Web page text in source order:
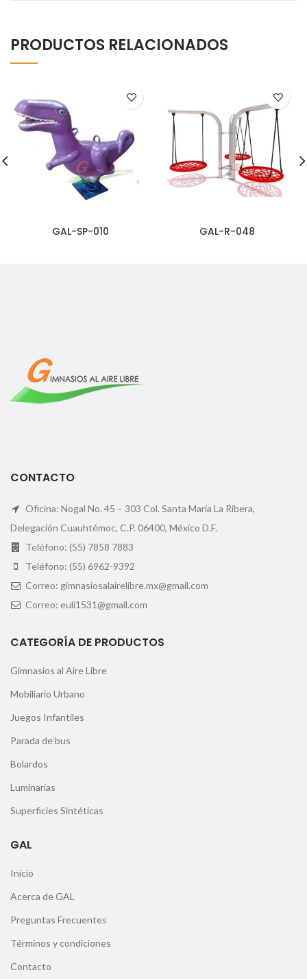
PRODUCTOS RELACIONADOS
GAL-SP-010 GAL-R-048
CONTACTO
Oficina: Nogal No. 45 – 303 Col. Santa María La Ribera,
Delegación Cuauhtémoc, C.P. 06400, México D.F.
Teléfono: (55) 7858 7883
Teléfono: (55) 6962-9392
Correo: gimnasiosalairelibre.mx@gmail.com
Correo: euli1531@gmail.com
CATEGORÍA DE PRODUCTOS
Gimnasios al Aire Libre
Mobiliario Urbano
Juegos Infantiles
Parada de bus
Bolardos
Luminarias
Superficies Sintéticas
GAL
Inicio
Acerca de GAL
Preguntas Frecuentes
Términos y condiciones
Contacto